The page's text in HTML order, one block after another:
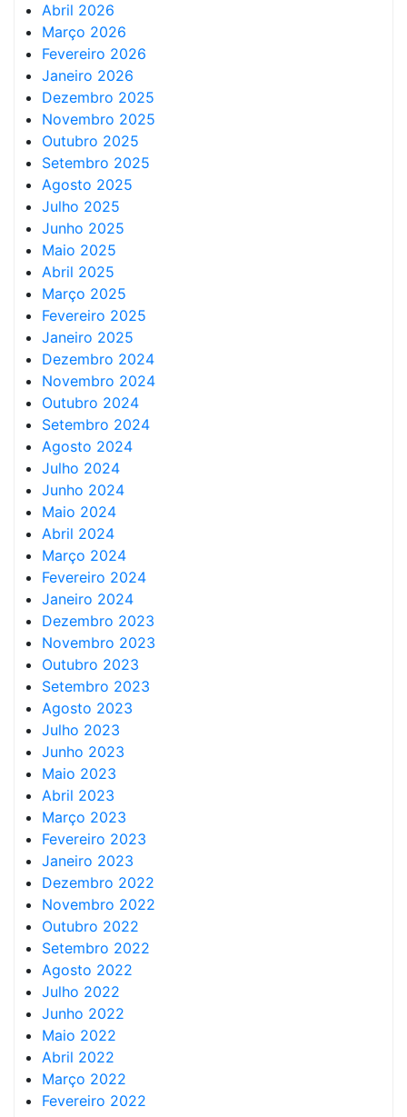
Abril 2026
Março 2026
Fevereiro 2026
Janeiro 2026
Dezembro 2025
Novembro 2025
Outubro 2025
Setembro 2025
Agosto 2025
Julho 2025
Junho 2025
Maio 2025
Abril 2025
Março 2025
Fevereiro 2025
Janeiro 2025
Dezembro 2024
Novembro 2024
Outubro 2024
Setembro 2024
Agosto 2024
Julho 2024
Junho 2024
Maio 2024
Abril 2024
Março 2024
Fevereiro 2024
Janeiro 2024
Dezembro 2023
Novembro 2023
Outubro 2023
Setembro 2023
Agosto 2023
Julho 2023
Junho 2023
Maio 2023
Abril 2023
Março 2023
Fevereiro 2023
Janeiro 2023
Dezembro 2022
Novembro 2022
Outubro 2022
Setembro 2022
Agosto 2022
Julho 2022
Junho 2022
Maio 2022
Abril 2022
Março 2022
Fevereiro 2022